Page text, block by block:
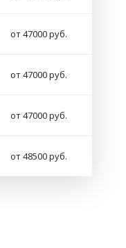
от 47000 руб.
от 47000 руб.
от 47000 руб.
от 48500 руб.